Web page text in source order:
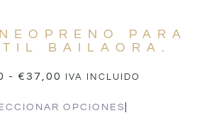
PARA
BAILAORA.
- €37,00 IVA INCLUIDO
OPCIONES